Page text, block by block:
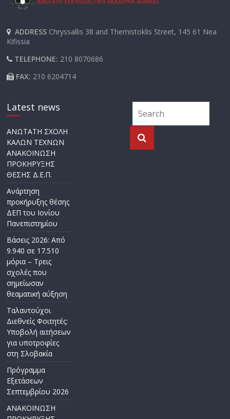
ADDRESS Chryssallis 38 and Themistoklis Street, 145 61 Nea
Kifissia
TELEPHONE: 210 8070686
FAX: 210 6204714
Latest news
ΑΝΩΤΑΤΗ ΣΧΟΛΗ
ΚΑΛΩΝ ΤΕΧΝΩΝ
ΑΝΑΚΟΙΝΩΣΗ
ΠΡΟΚΗΡΥΞΗΣ
ΘΕΣΗΣ Δ.Ε.Π.
Ανάρτηση
προκήρυξης θέσης
ΔΕΠ του Ιονίου
Πανεπιστημίου
Βάσεις 2026: Από
9.940 σε 17.510
μόρια – Τρεις
σχολές που
σημείωσαν
θεαματική αύξηση
Ταλαντούχοι
Διεθνείς Φοιτητές:
Υποβολή αιτήσεων
για υποτροφίες
στη Σλοβακία
Πρόγραμμα
Εξετάσεων
Σεπτεμβρίου 2026
ΑΝΑΚΟΙΝΩΣΗ